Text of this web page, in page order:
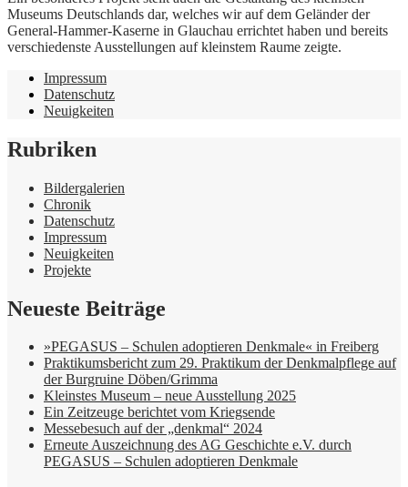
Museums Deutschlands dar, welches wir auf dem Geländer der
General-Hammer-Kaserne in Glauchau errichtet haben und bereits
verschiedenste Ausstellungen auf kleinstem Raume zeigte.
Impressum
Datenschutz
Neuigkeiten
Rubriken
Bildergalerien
Chronik
Datenschutz
Impressum
Neuigkeiten
Projekte
Neueste Beiträge
»PEGASUS – Schulen adoptieren Denkmale« in Freiberg
Praktikumsbericht zum 29. Praktikum der Denkmalpflege auf
der Burgruine Döben/Grimma
Kleinstes Museum – neue Ausstellung 2025
Ein Zeitzeuge berichtet vom Kriegsende
Messebesuch auf der „denkmal“ 2024
Erneute Auszeichnung des AG Geschichte e.V. durch
PEGASUS – Schulen adoptieren Denkmale